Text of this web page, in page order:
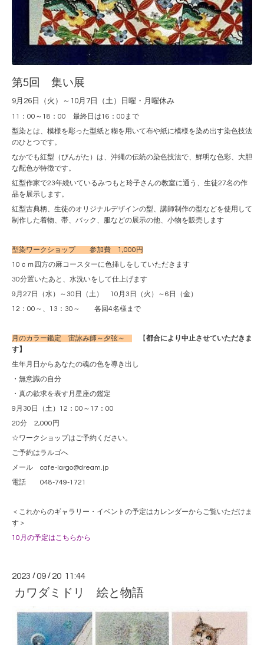
第5回 集い展
9月26日（火）～10月7日（土）日曜・月曜休み
11：00～18：00 最終日は16：00まで
型染とは、模様を彫った型紙と糊を用いて布や紙に模様を染め出す染色技法
のひとつです。
なかでも紅型（びんがた）は、沖縄の伝統の染色技法で、鮮明な色彩、大胆
な配色が特徴です。
紅型作家で23年続いているみつもと玲子さんの教室に通う、生徒27名の作
品を展示します。
紅型古典柄、生徒のオリジナルデザインの型、講師制作の型などを使用して
制作した着物、帯、バック、服などの展示の他、小物を販売します
型染ワークショップ 参加費 1,000円
10ｃｍ四方の麻コースターに色挿しをしていただきます
30分置いたあと、水洗いをして仕上げます
9月27日（水）～30日（土） 10月3日（火）～6日（金）
12：00～、13：30～ 各回4名様まで
月のカラー鑑定 宙詠み師～夕弦～ 【都合により中止させていただきま
す】
生年月日からあなたの魂の色を導き出し
・無意識の自分
・真の欲求を表す月星座の鑑定
9月30日（土）12：00～17：00
20分 2,000円
☆ワークショップはご予約ください。
ご予約はラルゴへ
メール cafe-largo@dream.jp
電話 048-749-1721
＜これからのギャラリー・イベントの予定はカレンダーからご覧いただけま
す＞
10月の予定はこちらから
2023 /09 / 20 11:44
カワダミドリ 絵と物語